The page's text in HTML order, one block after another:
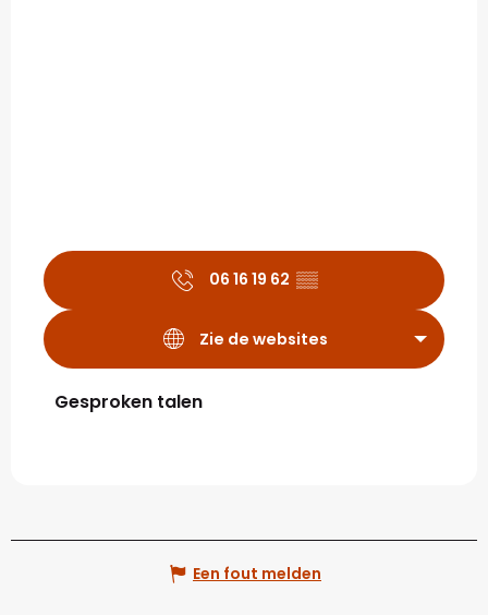
06 16 19 62 ▒▒
Zie de websites
Gesproken talen
Gesproken talen
Een fout melden